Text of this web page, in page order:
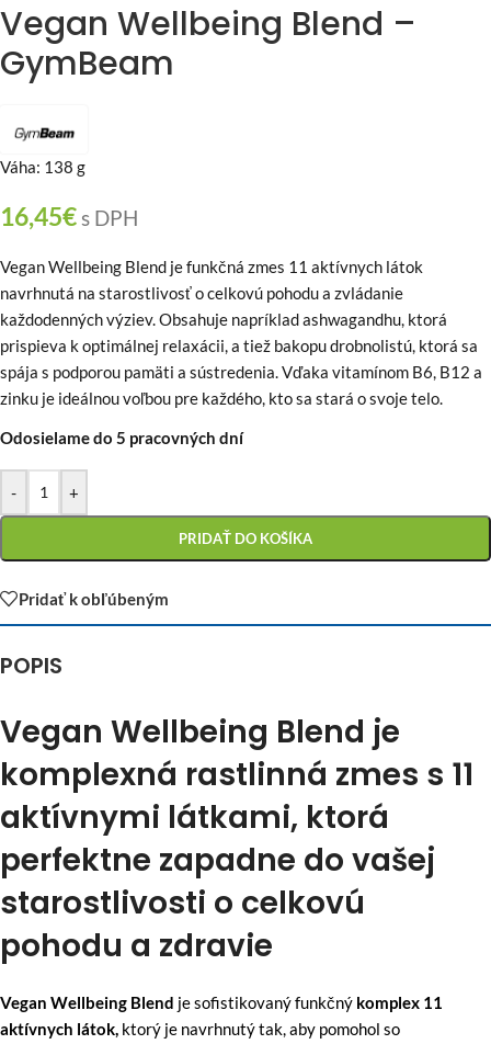
Vegan Wellbeing Blend –
GymBeam
Váha: 138 g
16,45€s DPH
Vegan Wellbeing Blend je funkčná zmes 11 aktívnych látok
navrhnutá na starostlivosť o celkovú pohodu a zvládanie
každodenných výziev. Obsahuje napríklad ashwagandhu, ktorá
prispieva k optimálnej relaxácii, a tiež bakopu drobnolistú, ktorá sa
spája s podporou pamäti a sústredenia. Vďaka vitamínom B6, B12 a
zinku je ideálnou voľbou pre každého, kto sa stará o svoje telo.
Odosielame do 5 pracovných dní
- +
PRIDAŤ DO KOŠÍKA
Pridať k obľúbeným
POPIS
Vegan Wellbeing Blend je
komplexná rastlinná zmes s 11
aktívnymi látkami, ktorá
perfektne zapadne do vašej
starostlivosti o celkovú
pohodu a zdravie
Vegan Wellbeing Blend je sofistikovaný funkčný komplex 11
aktívnych látok, ktorý je navrhnutý tak, aby pomohol so